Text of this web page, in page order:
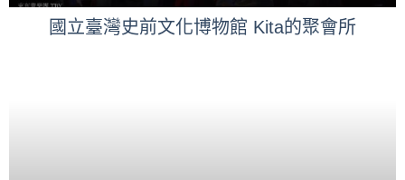
國立臺灣史前文化博物館 Kita的聚會所